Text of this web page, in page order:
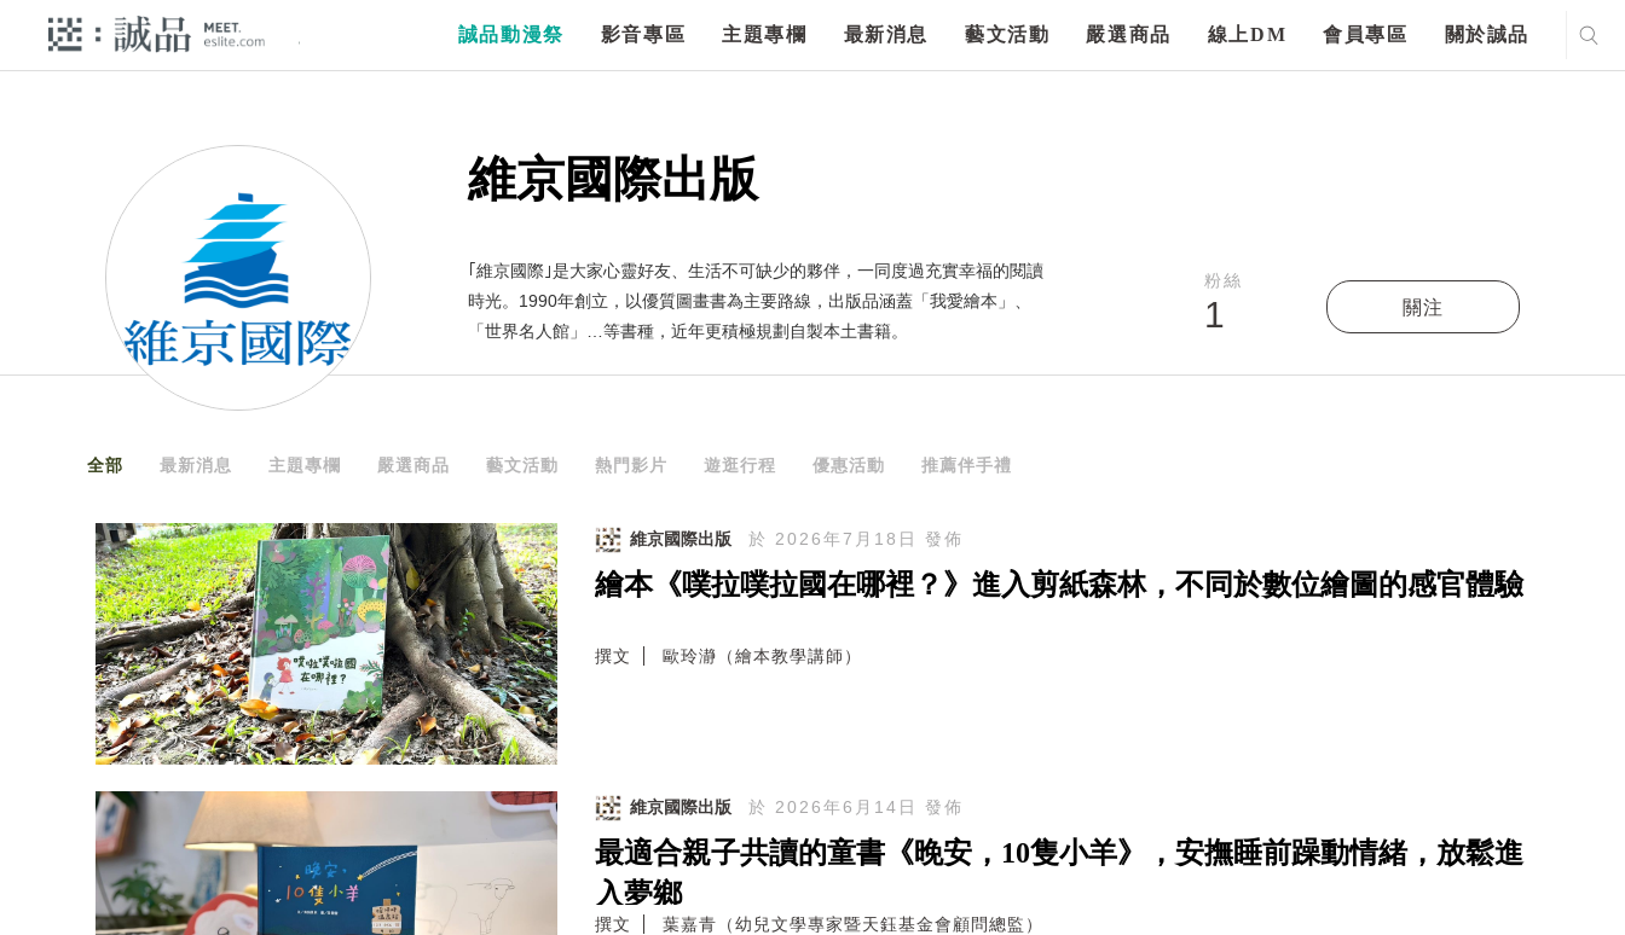
誠品動漫祭 影音專區 主題專欄 最新消息 藝文活動 嚴選商品 線上DM 會員專區 關於誠品
維京國際出版
｢維京國際｣是大家心靈好友、生活不可缺少的夥伴，一同度過充實幸福的閱讀
時光。1990年創立，以優質圖畫書為主要路線，出版品涵蓋「我愛繪本」、
「世界名人館」…等書種，近年更積極規劃自製本土書籍。
粉絲
1 關注
全部 最新消息 主題專欄 嚴選商品 藝文活動 熱門影片 遊逛行程 優惠活動 推薦伴手禮
維京國際出版 於 2026年7月18日 發佈
繪本《噗拉噗拉國在哪裡？》進入剪紙森林，不同於數位繪圖的感官體驗
撰文 歐玲瀞（繪本教學講師）
維京國際出版 於 2026年6月14日 發佈
最適合親子共讀的童書《晚安，10隻小羊》，安撫睡前躁動情緒，放鬆進
入夢鄉
撰文 葉嘉青（幼兒文學專家暨天鈺基金會顧問總監）